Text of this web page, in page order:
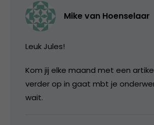
Mike van Hoenselaar
Leuk Jules!
Kom jij elke maand met een
verder op in gaat mbt je
wait.